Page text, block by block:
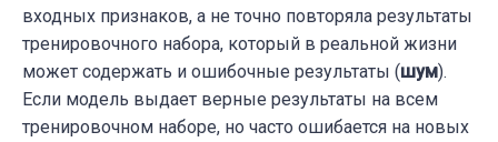
входных признаков, а не точно повторяла результаты
тренировочного набора, который в реальной жизни
может содержать и ошибочные результаты (шум).
Если модель выдает верные результаты на всем
тренировочном наборе, но часто ошибается на новых